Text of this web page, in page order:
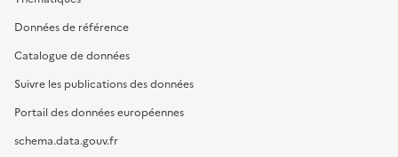
Données de référence
Catalogue de données
Suivre les publications des données
Portail des données européennes
schema.data.gouv.fr